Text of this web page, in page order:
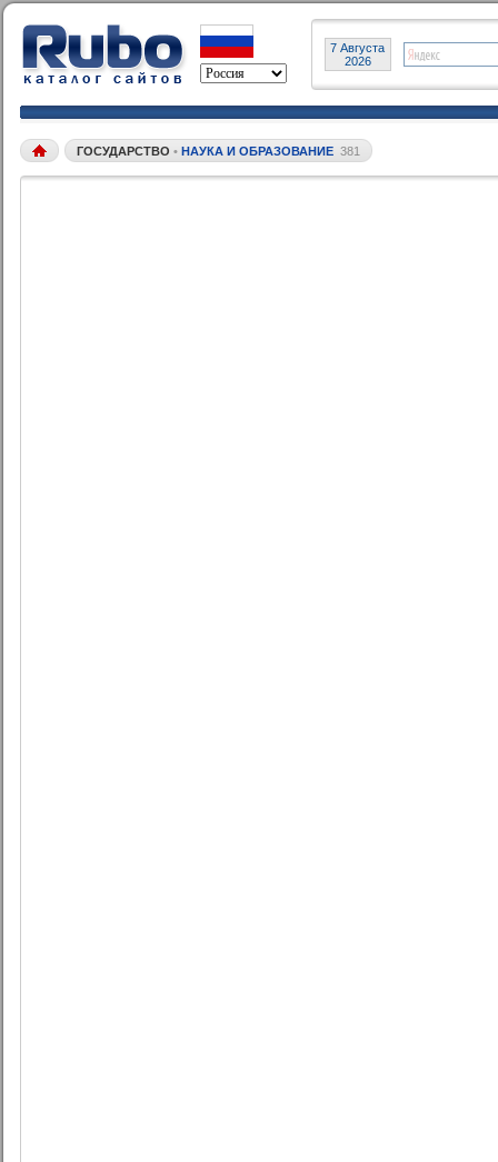
7 Августа
2026
ГОСУДАРСТВО • НАУКА И ОБРАЗОВАНИЕ 381